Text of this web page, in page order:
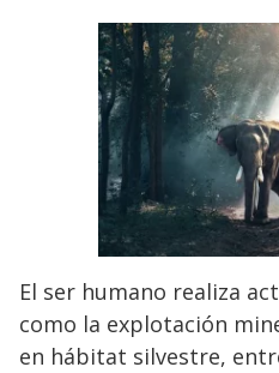
El ser humano realiza
como la explotación
en hábitat silvestre,